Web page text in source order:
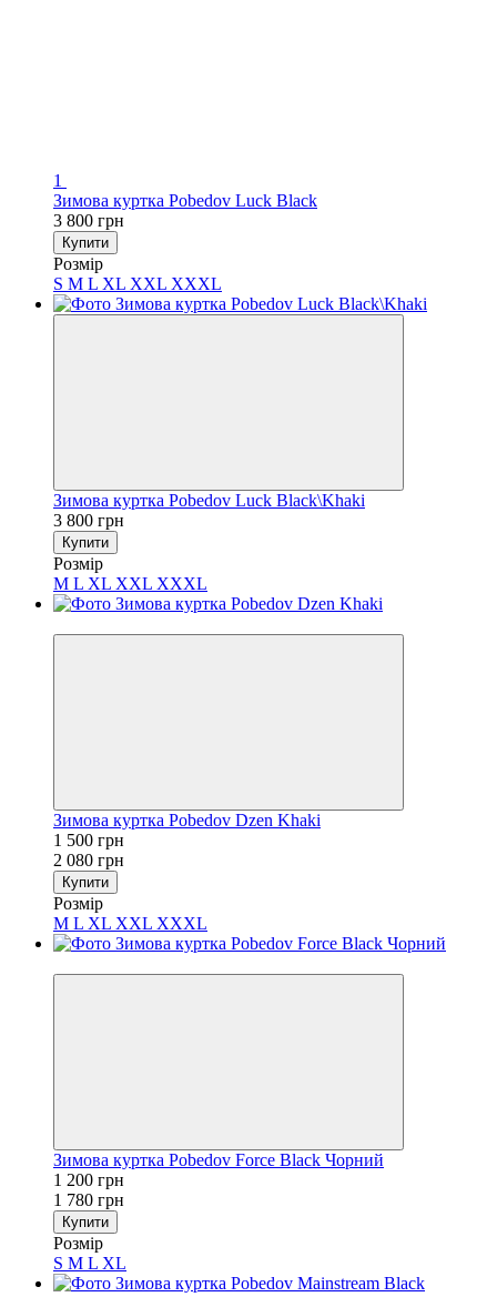
1
Зимова куртка Pobedov Luck Black
3 800 грн
Купити
Розмір
S M L XL XXL XXXL
Зимова куртка Pobedov Luck Black\Khaki
3 800 грн
Купити
Розмір
M L XL XXL XXXL
Зимова куртка Pobedov Dzen Khaki
1 500 грн
2 080 грн
Купити
Розмір
M L XL XXL XXXL
Зимова куртка Pobedov Force Black Чорний
1 200 грн
1 780 грн
Купити
Розмір
S M L XL